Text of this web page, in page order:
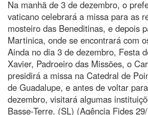
Na manhã de 3 de dezembro, o
vaticano celebrará a missa para as
mosteiro das Beneditinas, e depois
Martinica, onde se encontrará com
Ainda no dia 3 de dezembro, Festa
Xavier, Padroeiro das Missões, o
presidirá a missa na Catedral de
de Guadalupe, e antes de voltar
dezembro, visitará algumas
Basse-Terre. (SL) (Agência Fides